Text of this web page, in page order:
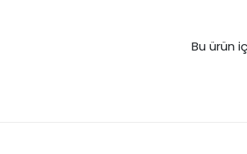
Bu ürün